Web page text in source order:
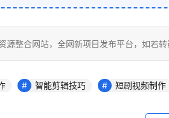
源整合网站，全网新项目发布平台，如
智能剪辑技巧 短剧视频制作